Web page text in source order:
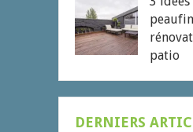
patio
DERNIERS